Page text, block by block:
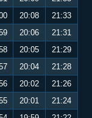
20:08
21:33
20:06
21:31
20:05
21:29
20:04
21:28
20:02
21:26
20:01
21:24